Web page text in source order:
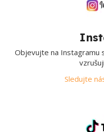
Objevujte na Instagramu
Sledujte